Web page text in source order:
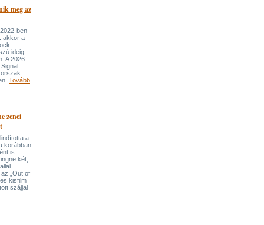
meg az
ben
akkor a
ideig
A 2026.
Tovább
zenei
a
korábban
is
két,
„Out of
kisfilm
szájjal